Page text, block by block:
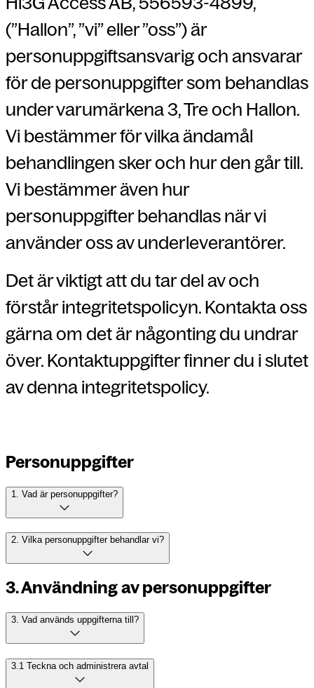
(”Hallon”, ”vi” eller ”oss”) är
personuppgiftsansvarig och ansvarar
för de personuppgifter som behandlas
under varumärkena 3, Tre och Hallon.
Vi bestämmer för vilka ändamål
behandlingen sker och hur den går till.
Vi bestämmer även hur
personuppgifter behandlas när vi
använder oss av underleverantörer.
Det är viktigt att du tar del av och
förstår integritetspolicyn. Kontakta oss
gärna om det är någonting du undrar
över. Kontaktuppgifter finner du i slutet
av denna integritetspolicy.
Personuppgifter
1. Vad är personuppgifter?
2. Vilka personuppgifter behandlar vi?
3. Användning av personuppgifter
3. Vad används uppgifterna till?
3.1 Teckna och administrera avtal